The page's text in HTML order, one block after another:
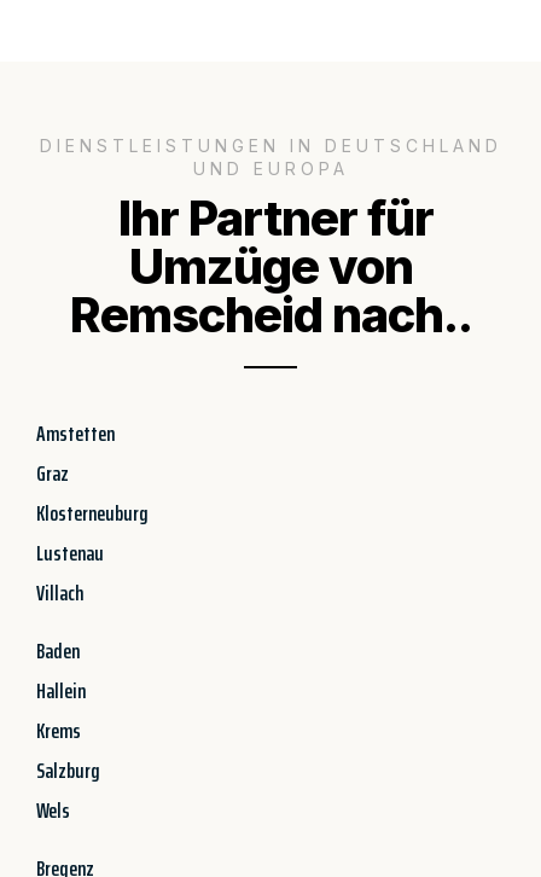
DIENSTLEISTUNGEN IN DEUTSCHLAND
UND EUROPA
Ihr Partner für
Umzüge von
Remscheid nach..
Amstetten
Graz
Klosterneuburg
Lustenau
Villach
Baden
Hallein
Krems
Salzburg
Wels
Bregenz